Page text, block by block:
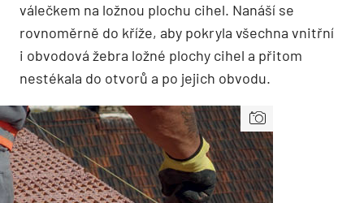
válečkem na ložnou plochu cihel. Nanáší se
rovnoměrně do kříže, aby pokryla všechna vnitřní
i obvodová žebra ložné plochy cihel a přitom
nestékala do otvorů a po jejich obvodu.